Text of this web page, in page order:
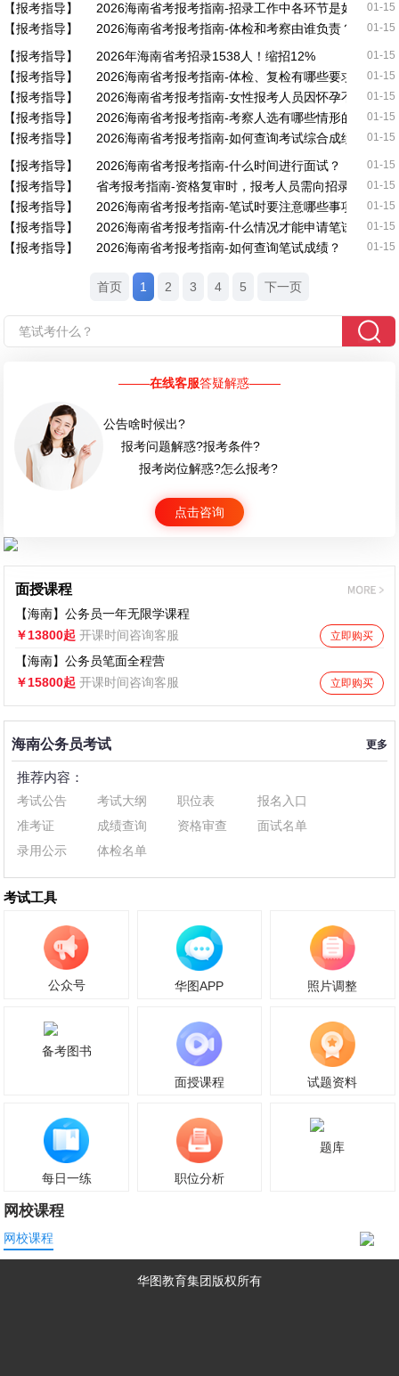
【报考指导】 2026海南省考报考指南-招录工作中各环节是如何进行
01-15
【报考指导】 2026海南省考报考指南-体检和考察由谁负责？ 01-15
【报考指导】 2026年海南省考招录1538人！缩招12% 01-15
【报考指导】 2026海南省考报考指南-体检、复检有哪些要求？ 01-15
【报考指导】 2026海南省考报考指南-女性报考人员因怀孕不能参加
01-15
【报考指导】 2026海南省考报考指南-考察人选有哪些情形的，不得
01-15
【报考指导】 2026海南省考报考指南-如何查询考试综合成绩？ 01-15
【报考指导】 2026海南省考报考指南-什么时间进行面试？ 01-15
【报考指导】 省考报考指南-资格复审时，报考人员需向招录机关提
01-15
【报考指导】 2026海南省考报考指南-笔试时要注意哪些事项？ 01-15
【报考指导】 2026海南省考报考指南-什么情况才能申请笔试分数查
01-15
【报考指导】 2026海南省考报考指南-如何查询笔试成绩？ 01-15
首页 1 2 3 4 5 下一页
在线客服答疑解惑
公告啥时候出?
报考问题解惑?报考条件?
报考岗位解惑?怎么报考?
点击咨询
面授课程
【海南】公务员一年无限学课程
￥13800起 开课时间咨询客服 立即购买
【海南】公务员笔面全程营
￥15800起 开课时间咨询客服 立即购买
海南公务员考试 更多
推荐内容：
考试公告 考试大纲 职位表
报名入口
准考证
成绩查询 资格审查
面试名单
录用公示
体检名单
考试工具
公众号 华图APP 照片调整
备考图书
面授课程 试题资料
每日一练 职位分析
题库
网校课程
网校课程